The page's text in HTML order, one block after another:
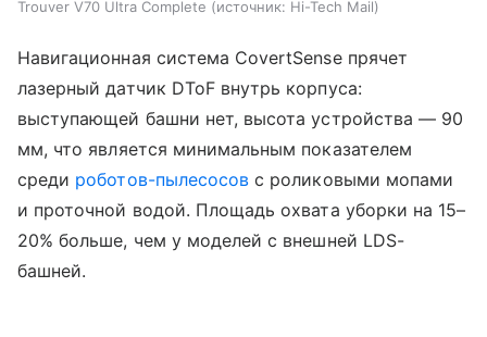
Trouver V70 Ultra Complete источник: Hi-Tech Mail
Навигационная система CovertSense прячет
лазерный датчик DToF внутрь корпуса:
выступающей башни нет, высота устройства — 90
мм, что является минимальным показателем
среди роботов-пылесосов с роликовыми мопами
и проточной водой. Площадь охвата уборки на 15–
20% больше, чем у моделей с внешней LDS-
башней.